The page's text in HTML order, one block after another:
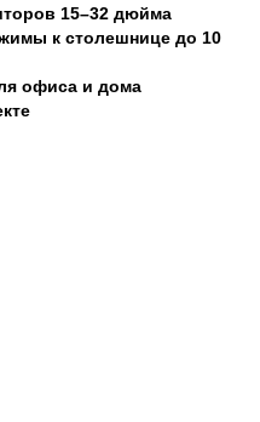
15–32 дюйма
к столешнице до 10
офиса и дома